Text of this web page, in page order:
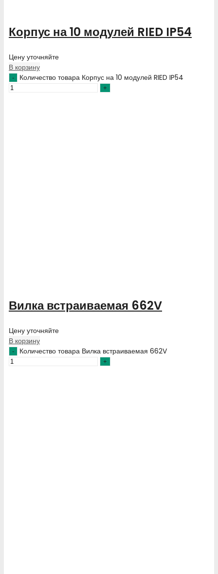
Корпус на 10 модулей RIED IP54
Цену уточняйте
В корзину
Количество товара Корпус на 10 модулей RIED IP54
Вилка встраиваемая 662V
Цену уточняйте
В корзину
Количество товара Вилка встраиваемая 662V